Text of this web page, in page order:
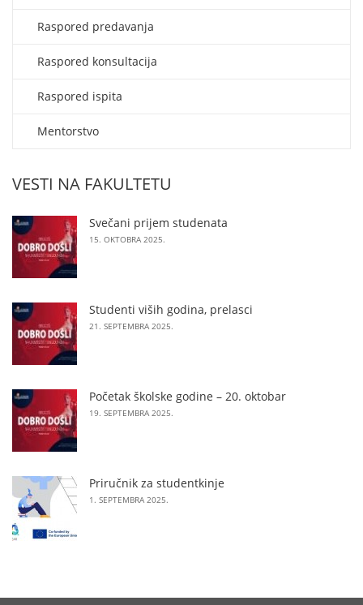
Raspored predavanja
Raspored konsultacija
Raspored ispita
Mentorstvo
VESTI NA FAKULTETU
Svečani prijem studenata
15. OKTOBRA 2025.
Studenti viših godina, prelasci
21. SEPTEMBRA 2025.
Početak školske godine – 20. oktobar
19. SEPTEMBRA 2025.
Priručnik za studentkinje
1. SEPTEMBRA 2025.